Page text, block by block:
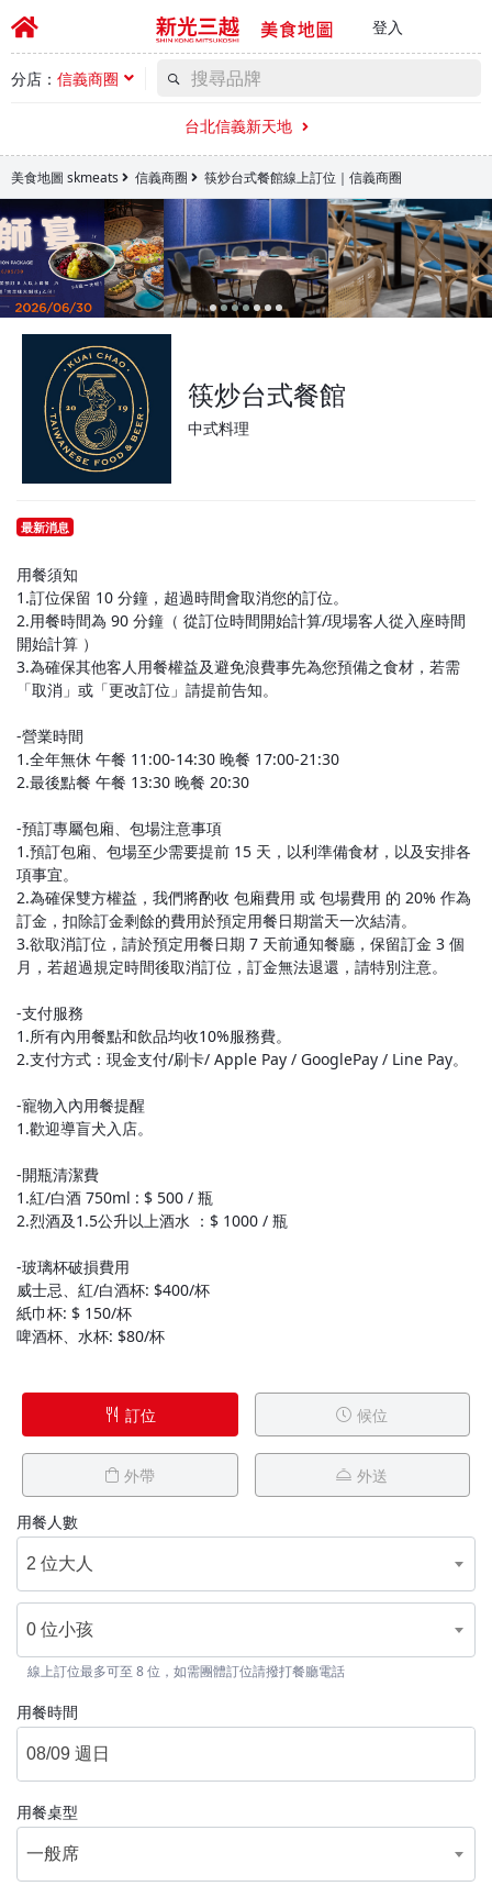
登入
分店： 信義商圈
台北信義新天地
美食地圖 skmeats 信義商圈 筷炒台式餐館線上訂位｜信義商圈
筷炒台式餐館
中式料理
最新消息
用餐須知
1.訂位保留 10 分鐘，超過時間會取消您的訂位。
2.用餐時間為 90 分鐘（ 從訂位時間開始計算/現場客人從入座時間
開始計算 ）
3.為確保其他客人用餐權益及避免浪費事先為您預備之食材，若需
「取消」或「更改訂位」請提前告知。
-營業時間
1.全年無休 午餐 11:00-14:30 晚餐 17:00-21:30
2.最後點餐 午餐 13:30 晚餐 20:30
-預訂專屬包廂、包場注意事項
1.預訂包廂、包場至少需要提前 15 天，以利準備食材，以及安排各
項事宜。
2.為確保雙方權益，我們將酌收 包廂費用 或 包場費用 的 20% 作為
訂金，扣除訂金剩餘的費用於預定用餐日期當天一次結清。
3.欲取消訂位，請於預定用餐日期 7 天前通知餐廳，保留訂金 3 個
月，若超過規定時間後取消訂位，訂金無法退還，請特別注意。
-支付服務
1.所有內用餐點和飲品均收10%服務費。
2.支付方式：現金支付/刷卡/ Apple Pay / GooglePay / Line Pay。
-寵物入內用餐提醒
1.歡迎導盲犬入店。
-開瓶清潔費
1.紅/白酒 750ml : $ 500 / 瓶
2.烈酒及1.5公升以上酒水 ：$ 1000 / 瓶
-玻璃杯破損費用
威士忌、紅/白酒杯: $400/杯
紙巾杯: $ 150/杯
啤酒杯、水杯: $80/杯
訂位 候位
外帶 外送
用餐人數
2 位大人
0 位小孩
線上訂位最多可至 8 位，如需團體訂位請撥打餐廳電話
用餐時間
用餐桌型
一般席